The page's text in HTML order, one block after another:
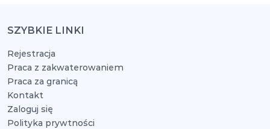
SZYBKIE LINKI
Rejestracja
Praca z zakwaterowaniem
Praca za granicą
Kontakt
Zaloguj się
Polityka prywtności